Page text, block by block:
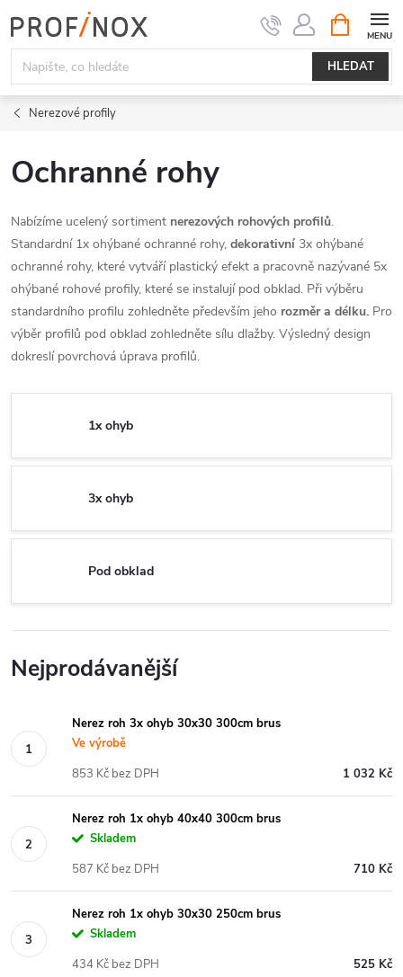
na
obsah
HLEDAT
NÁKUPNÍ
KOŠÍK
Nerezové profily
Ochranné rohy
Nabízíme ucelený sortiment nerezových rohových profilů.
Standardní 1x ohýbané ochranné rohy, dekorativní 3x ohýbané
ochranné rohy, které vytváří plastický efekt a pracovně nazývané 5x
ohýbané rohové profily, které se instalují pod obklad. Při výběru
standardního profilu zohledněte především jeho rozměr a délku. Pro
výběr profilů pod obklad zohledněte sílu dlažby. Výsledný design
dokreslí povrchová úprava profilů.
1x ohyb
3x ohyb
Pod obklad
Nejprodávanější
Nerez roh 3x ohyb 30x30 300cm brus
Ve výrobě
1 032 Kč
853 Kč bez DPH
Nerez roh 1x ohyb 40x40 300cm brus
Skladem
710 Kč
587 Kč bez DPH
Nerez roh 1x ohyb 30x30 250cm brus
Skladem
525 Kč
434 Kč bez DPH